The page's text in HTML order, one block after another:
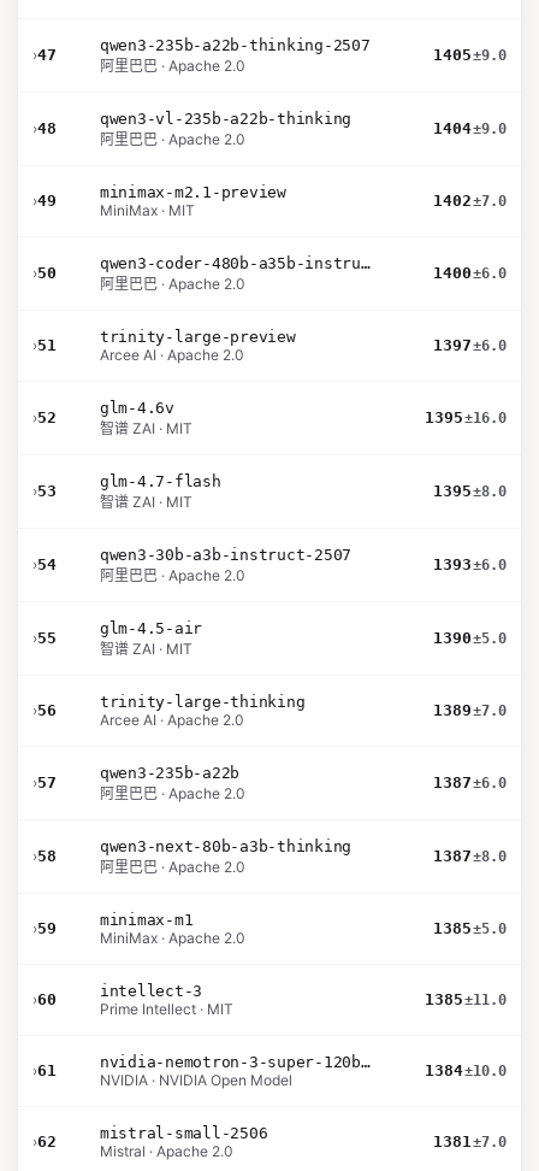
›47
qwen3-235b-a22b-thinking-2507
阿里巴巴 · Apache 2.0
1405±9.0
›48
qwen3-vl-235b-a22b-thinking
阿里巴巴 · Apache 2.0
1404±9.0
›49
minimax-m2.1-preview
MiniMax · MIT
1402±7.0
›50
qwen3-coder-480b-a35b-instruct
阿里巴巴 · Apache 2.0
1400±6.0
›51
trinity-large-preview
Arcee AI · Apache 2.0
1397±6.0
›52
glm-4.6v
智谱 ZAI · MIT
1395±16.0
›53
glm-4.7-flash
智谱 ZAI · MIT
1395±8.0
›54
qwen3-30b-a3b-instruct-2507
阿里巴巴 · Apache 2.0
1393±6.0
›55
glm-4.5-air
智谱 ZAI · MIT
1390±5.0
›56
trinity-large-thinking
Arcee AI · Apache 2.0
1389±7.0
›57
qwen3-235b-a22b
阿里巴巴 · Apache 2.0
1387±6.0
›58
qwen3-next-80b-a3b-thinking
阿里巴巴 · Apache 2.0
1387±8.0
›59
minimax-m1
MiniMax · Apache 2.0
1385±5.0
›60
intellect-3
Prime Intellect · MIT
1385±11.0
›61
nvidia-nemotron-3-super-120b-a12b
NVIDIA · NVIDIA Open Model
1384±10.0
›62
mistral-small-2506
Mistral · Apache 2.0
1381±7.0